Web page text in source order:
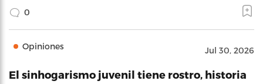
0
Opiniones Jul 30, 2026
El sinhogarismo juvenil tiene rostro, historia